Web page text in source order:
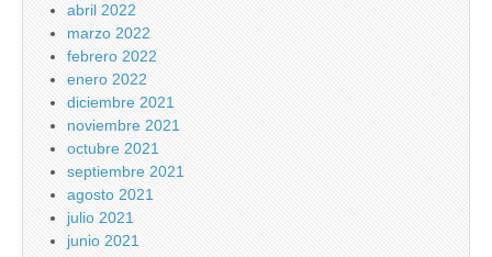
abril 2022
marzo 2022
febrero 2022
enero 2022
diciembre 2021
noviembre 2021
octubre 2021
septiembre 2021
agosto 2021
julio 2021
junio 2021